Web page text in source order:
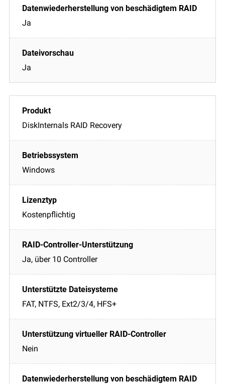
Ja
Ja
DiskInternals RAID Recovery
Windows
Kostenpflichtig
Ja, über 10 Controller
FAT, NTFS, Ext2/3/4, HFS+
Nein